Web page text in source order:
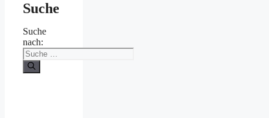
Suche
Suche
nach: